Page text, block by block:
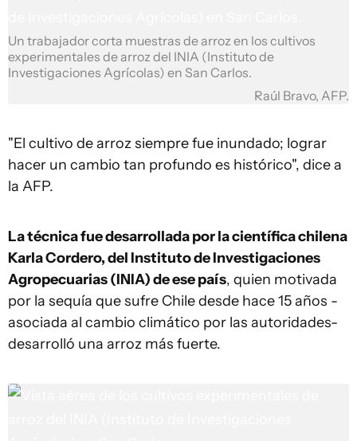
Un trabajador corta muestras de arroz en los cultivos
experimentales de arroz del INIA (Instituto de
Investigaciones Agrícolas) en San Carlos.
Raúl Bravo, AFP.
"El cultivo de arroz siempre fue inundado; lograr
hacer un cambio tan profundo es histórico", dice a
la AFP.
La técnica fue desarrollada por la científica chilena
Karla Cordero, del Instituto de Investigaciones
Agropecuarias (INIA) de ese país, quien motivada
por la sequía que sufre Chile desde hace 15 años -
asociada al cambio climático por las autoridades-
desarrolló una arroz más fuerte.